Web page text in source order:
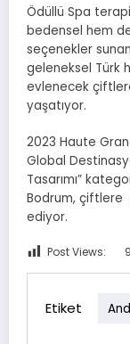
Ödüllü Spa
bedensel hem
seçenekler
geleneksel Türk
evlenecek
yaşatıyor.
2023 Haute
Global
Tasarımı”
Bodrum, çiftlere
ediyor.
Post Views:
Etiket